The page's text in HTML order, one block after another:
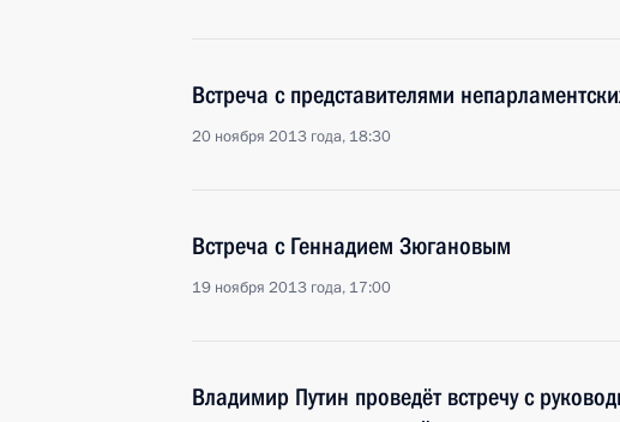
Встреча с представителями
20 ноября 2013 года, 18:30
Встреча с Геннадием Зюгановым
19 ноября 2013 года, 17:00
Владимир Путин проведёт встречу с